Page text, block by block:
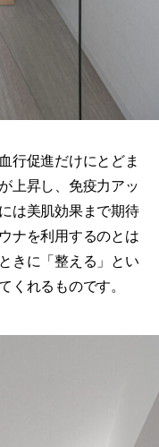
行促進だけにとどま
上昇し、免疫力アッ
は美肌効果まで期待
ナを利用するのとは
きに「整える」とい
くれるものです。